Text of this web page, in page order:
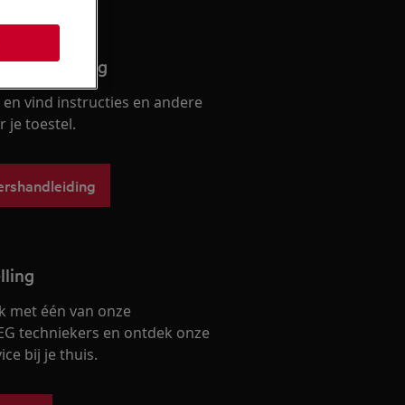
vind instructies en andere
je toestel.
met één van onze
techniekers en ontdek onze
bij je thuis.